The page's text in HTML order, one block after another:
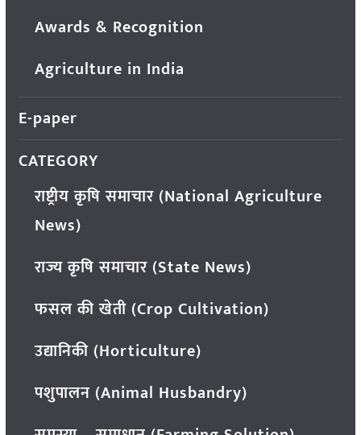
Awards & Recognition
Agriculture in India
E-paper
CATEGORY
राष्ट्रीय कृषि समाचार (National Agriculture
News)
राज्य कृषि समाचार (State News)
फसल की खेती (Crop Cultivation)
उद्यानिकी (Horticulture)
पशुपालन (Animal Husbandry)